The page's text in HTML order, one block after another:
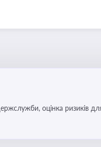
оцінка ризиків
стандартів